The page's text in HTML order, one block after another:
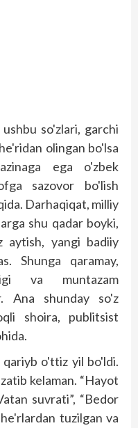
so'zlari, garchi
olingan bo'lsa
ega o'zbek
sazovor bo'lish
Darhaqiqat, milliy
shu qadar boyki,
aytish, yangi badiiy
Shunga qaramay,
va muntazam
Ana shunday so'z
shoira, publitsist
o'ttiz yil bo'ldi.
kelaman. “Hayot
suvrati”, “Bedor
tuzilgan va